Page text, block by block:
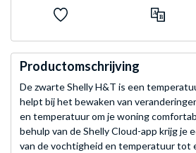
Productomschrijving
De zwarte Shelly H&T is een
helpt bij het bewaken van
en temperatuur om je woning
behulp van de Shelly Cloud-app krijg je
van de vochtigheid en temperatuur tot